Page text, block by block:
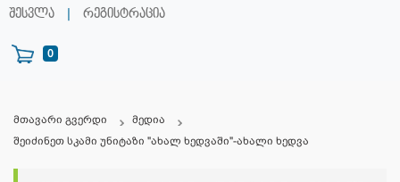
შესვლა | რეგისტრაცია
0
მთავარი გვერდი
მედია
შეიძინეთ სკამი უნიტაზი "ახალ ხედვაში"-ახალი ხედვა